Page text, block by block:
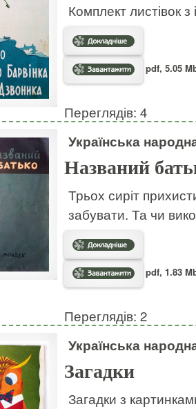
Комплект листівок
pdf, 5.05
Переглядів: 4
Українська
Названий
Трьох сиріт
забувати. Та чи
pdf, 1.83
Переглядів: 2
Українська
Загадки
Загадки з